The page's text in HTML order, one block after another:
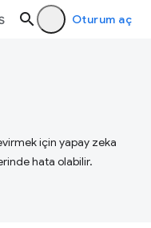
Oturum aç
için yapay zeka
hata olabilir.